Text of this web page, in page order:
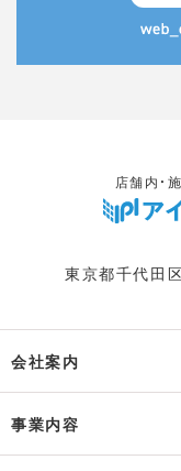
店舗内・
東京都千代田
会社案内
事業内容